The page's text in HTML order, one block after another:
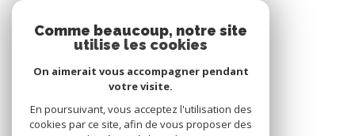
Nous adhérons
Comme beaucoup, notre site
utilise les cookies
On aimerait vous accompagner pendant
votre visite.
En poursuivant, vous acceptez l'utilisation des
cookies par ce site, afin de vous proposer des